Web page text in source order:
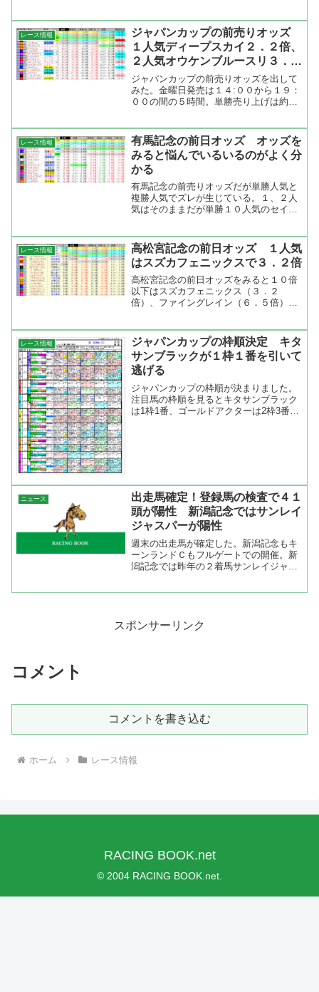
5人気はシルポートで11.7倍となってい
る。...
レース情報
ジャパンカップの前売りオッズ
１人気ディープスカイ２．２倍、
２人気オウケンブルースリ３．１
倍
ジャパンカップの前売りオッズを出して
みた。金曜日発売は１４:００から１９：
００の間の５時間。単勝売り上げは約５
カイには約２０５万、２人気のオウケン
ブルースリには約１３９...
レース情報
有馬記念の前日オッズ オッズを
みると悩んでいるいるのがよく分
かる
有馬記念の前売りオッズだが単勝人気と
複勝人気でズレが生じている。１、２人
気はそのままだが単勝１０人気のセイウ
気のスリーロールスが複勝９人気、単勝
４人気のフォゲッタブルは...
レース情報
高松宮記念の前日オッズ １人気
はスズカフェニックスで３．２倍
高松宮記念の前日オッズをみると１０倍
以下はスズカフェニックス（３．２
倍）、ファイングレイン（６．５倍）、
人気はスズカフェニックス－ローレルゲ
レイロの１０．２倍が１人気で...
レース情報
ジャパンカップの枠順決定 キタ
サンブラックが１枠１番を引いて
逃げる
ジャパンカップの枠順が決まりました。
注目馬の枠順を見るとキタサンブラック
は1枠1番、ゴールドアクターは2枠3番、
ニュース
出走馬確定！登録馬の検査で４１
頭が陽性 新潟記念ではサンレイ
ジャスパーが陽性
週末の出走馬が確定した。新潟記念もキ
ーンランドＣもフルゲートでの開催。新
潟記念では昨年の２着馬サンレイジャス
スポンサーリンク
コメント
コメントを書き込む
ホーム レース情報
RACING BOOK.net
© 2004 RACING BOOK.net.